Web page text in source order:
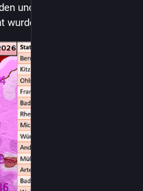
und Ohlsbach, wo erst
/V